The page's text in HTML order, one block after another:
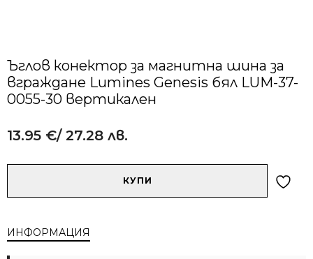
Ъглов конектор за магнитна шина за
вграждане Lumines Genesis бял LUM-37-
0055-30 вертикален
13.95 €/ 27.28 лв.
за
КУПИ
ИНФОРМАЦИЯ